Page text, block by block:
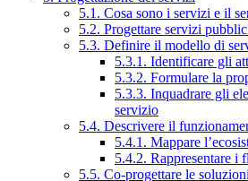
5.1. Cosa sono i servizi e il
5.2. Progettare servizi
5.3. Definire il modello di
5.3.1. Identificare gli
5.3.2. Formulare la
5.3.3. Inquadrare gli
servizio
5.4. Descrivere il
5.4.1. Mappare
5.4.2. Rappresentare i
5.5. Co-progettare le soluzioni